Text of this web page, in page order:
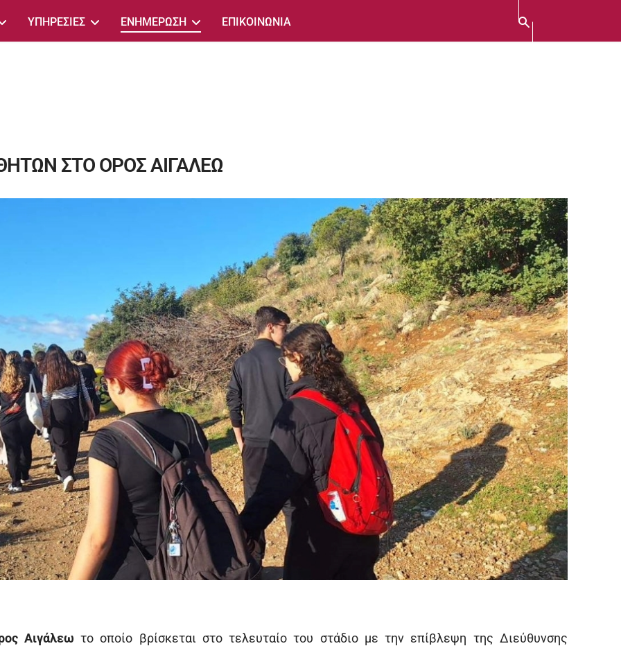
ΥΠΗΡΕΣΙΕΣ ΕΝΗΜΕΡΩΣΗ ΕΠΙΚΟΙΝΩΝΙΑ
ΣΤΟ ΟΡΟΣ ΑΙΓΑΛΕΩ
Αιγάλεω το οποίο βρίσκεται στο τελευταίο του στάδιο με την επίβλεψη της Διεύθυνσης